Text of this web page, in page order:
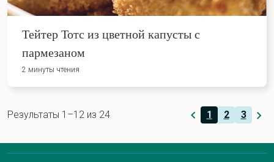
Тейтер Тотс из цветной капусты с
пармезаном
2 минуты чтения
Результаты 1–12 из 24 1 2 3